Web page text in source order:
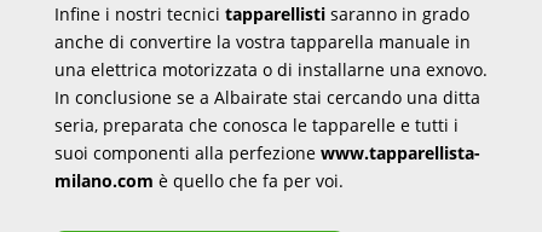
Infine i nostri tecnici tapparellistisaranno in grado
anche di convertire la vostra tapparella manuale in
una elettrica motorizzata o di installarne una exnovo.
In conclusione se a Albairate stai cercando una ditta
seria, preparata che conosca le tapparelle e tutti i
suoi componenti alla perfezione www.tapparellista-
milano.com è quello che fa per voi.